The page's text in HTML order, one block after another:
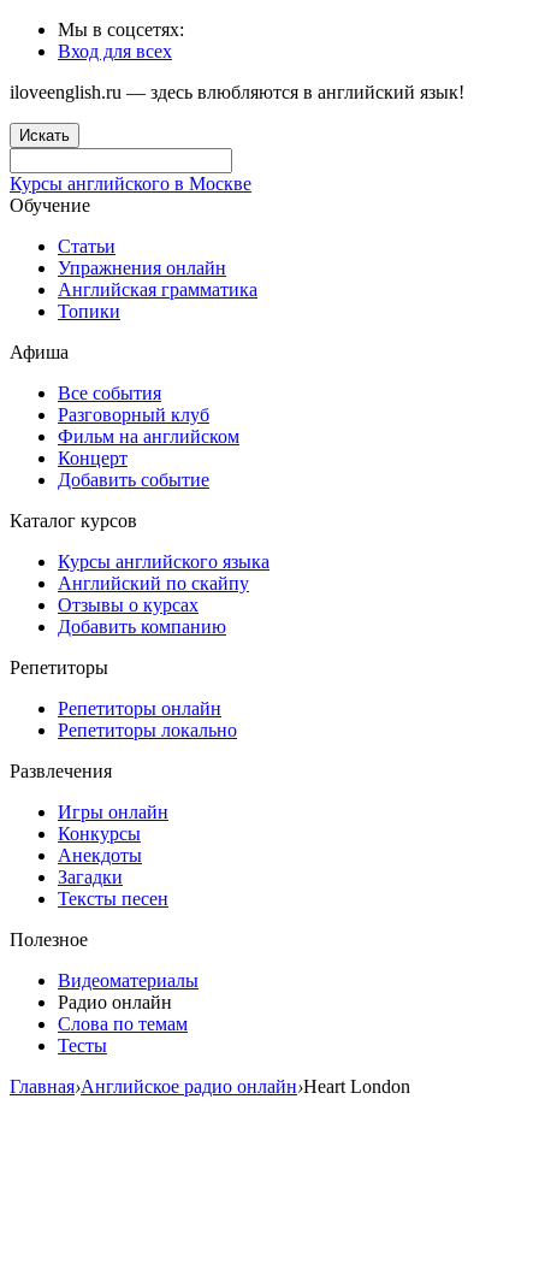
Мы в соцсетях:
Вход для всех
iloveenglish.ru — здесь влюбляются в английский язык!
Искать
Курсы английского в Москве
Обучение
Статьи
Упражнения онлайн
Английская грамматика
Топики
Афиша
Все события
Разговорный клуб
Фильм на английском
Концерт
Добавить событие
Каталог курсов
Курсы английского языка
Английский по скайпу
Отзывы о курсах
Добавить компанию
Репетиторы
Репетиторы онлайн
Репетиторы локально
Развлечения
Игры онлайн
Конкурсы
Анекдоты
Загадки
Тексты песен
Полезное
Видеоматериалы
Радио онлайн
Слова по темам
Тесты
Главная›Английское радио онлайн›Heart London